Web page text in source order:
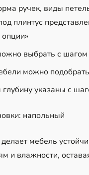
ручек, виды
плинтус
выбрать с шагом
можно
указаны с
напольный
мебель
и влажности,